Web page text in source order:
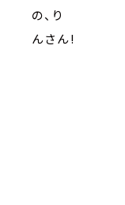
の、り
んさん!